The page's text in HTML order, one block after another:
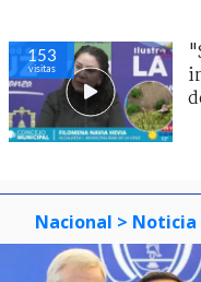
153
visitas
Nacional > Noticia